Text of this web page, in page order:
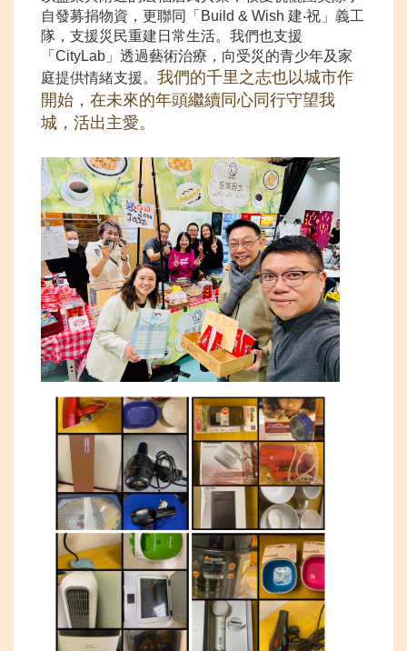
自發募捐物資，更聯同「Build & Wish 建‧祝」義工
隊，支援災民重建日常生活。我們也支援
「CityLab」透過藝術治療，向受災的青少年及家
庭提供情緒支援。 我們的千里之志也以城市作
開始，在未來的年頭繼續同心同行守望我
城，活出主愛。